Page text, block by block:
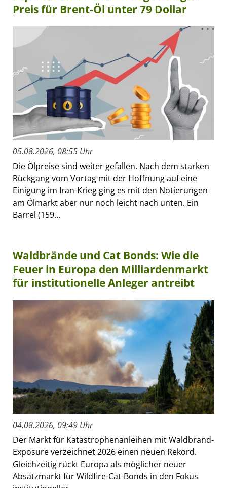
Preis für Brent-Öl unter 79 Dollar
05.08.2026, 08:55 Uhr
Die Ölpreise sind weiter gefallen. Nach dem starken
Rückgang vom Vortag mit der Hoffnung auf eine
Einigung im Iran-Krieg ging es mit den Notierungen
am Ölmarkt aber nur noch leicht nach unten. Ein
Barrel (159...
Waldbrände und Cat Bonds: Wie die
Feuer in Europa den Milliardenmarkt
für institutionelle Anleger antreibt
04.08.2026, 09:49 Uhr
Der Markt für Katastrophenanleihen mit Waldbrand-
Exposure verzeichnet 2026 einen neuen Rekord.
Gleichzeitig rückt Europa als möglicher neuer
Absatzmarkt für Wildfire-Cat-Bonds in den Fokus